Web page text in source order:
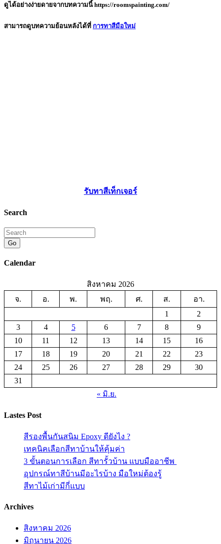
ดูได้อย่างง่ายดายจากบทความนี้https://roomspainting.com/
สามารถดูบทความย้อนหลังได้ที่ การทาสีมือใหม่
รับทาสีเท็กเจอร์
Search
Go
Calendar
สิงหาคม 2026
จ.
อ. พ. พฤ. ศ. ส.
อา.
1
2
3
4 5 6 7 8
9
10
11 12 13 14 15
16
17
18 19 20 21 22
23
24
25 26 27 28 29
30
31
« มิ.ย.
Lastes Post
สีรองพื้นกันสนิม Epoxy ดียังไง ?
เทคนิคเลือกสีทาบ้านให้คุ้มค่า
3 ขั้นตอนการเลือก สีทารั้วบ้าน แบบมืออาชีพ
อุปกรณ์ทาสีบ้านมีอะไรบ้าง มือใหม่ต้องรู้
สีทาไม้เก่ามีกี่แบบ
Archives
สิงหาคม 2026
มิถุนายน 2026